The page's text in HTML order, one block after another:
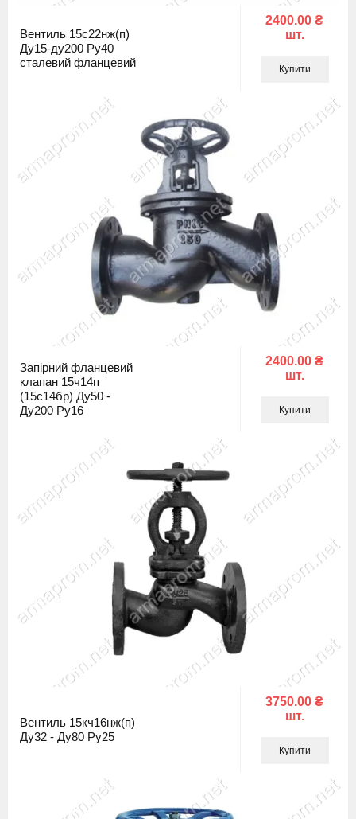
Вентиль 15с22нж(п)
Ду15-ду200 Ру40
сталевий фланцевий
2400.00 ₴
шт.
Купити
Запірний фланцевий
клапан 15ч14п
(15с14бр) Ду50 -
Ду200 Ру16
2400.00 ₴
шт.
Купити
Вентиль 15кч16нж(п)
Ду32 - Ду80 Ру25
3750.00 ₴
шт.
Купити